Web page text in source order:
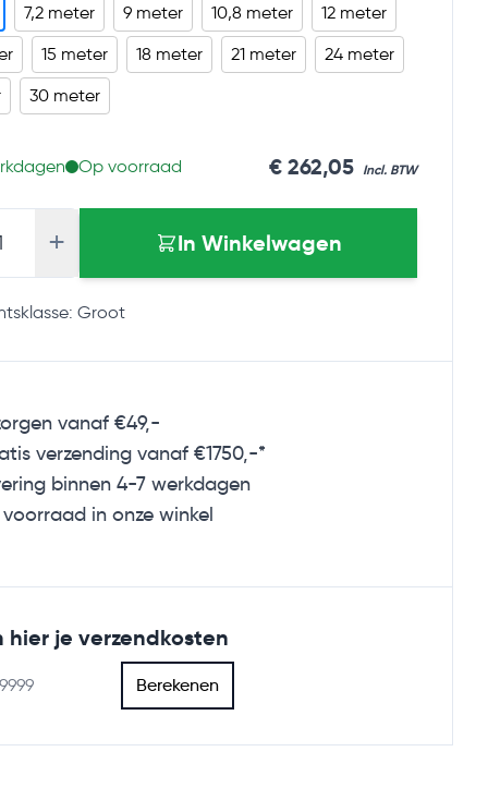
7,2 meter 9 meter 10,8 meter
12 meter
15 meter 18 meter 21 meter
24 meter
30 meter
Op voorraad As low as
€ 262,05
+ In Winkelwagen
Groot
vanaf €49,-
verzending vanaf €1750,-*
binnen 4-7 werkdagen
in onze winkel
hier je verzendkosten
Berekenen